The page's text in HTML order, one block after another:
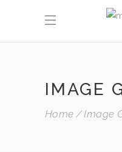
IMAGE
Home Image